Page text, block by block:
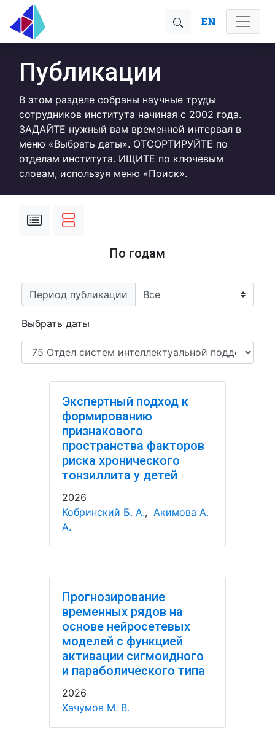
EN
Публикации
В этом разделе собраны научные труды
сотрудников института начиная с 2002 года.
ЗАДАЙТЕ нужный вам временной интервал в
меню «Выбрать даты». ОТСОРТИРУЙТЕ по
отделам института. ИЩИТЕ по ключевым
словам, используя меню «Поиск».
По годам
Период публикации
Выбрать даты
Экспертный подход к
формированию
признакового
пространства факторов
риска хронического
тонзиллита у детей
2026
Кобринский Б. А., Акимова А.
А.
Прогнозирование
временных рядов на
основе нейросетевых
моделей с функцией
активации сигмоидного
и параболического типа
2026
Хачумов М. В.